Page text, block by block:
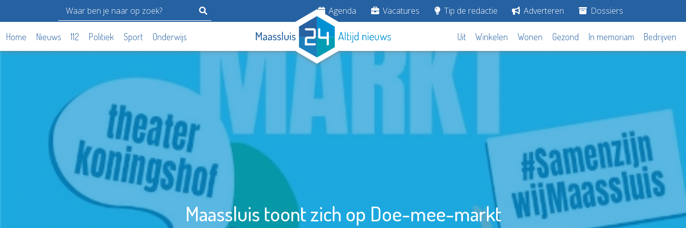
Agenda Vacatures Tip de redactie Adverteren Dossiers
Home Nieuws 112 Politiek Sport Onderwijs Uit Winkelen Wonen Gezond In memoriam Bedrijven
Maassluis toont zich op Doe-mee-markt